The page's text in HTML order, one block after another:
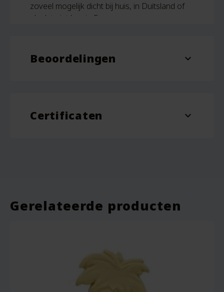
zoveel mogelijk dicht bij huis, in Duitsland of
als dat niet kan in Europa.
Beoordelingen expand_more
Een beoordeling toevoegen
Certificaten expand_more
Gerelateerde producten